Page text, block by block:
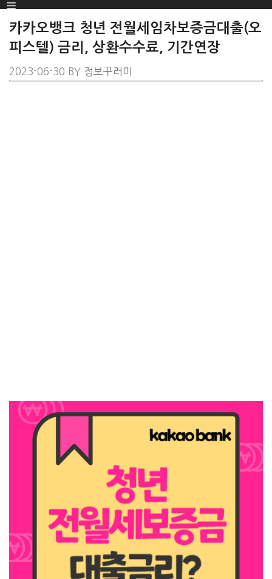
SKIP
TO
CONTENT
Menu
카카오뱅크 청년 전월세임차보증금대출(오
피스텔) 금리, 상환수수료, 기간연장
2023-06-30 BY 정보꾸러미